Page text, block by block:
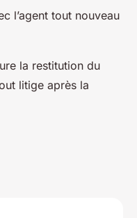
l’agent tout nouveau
la restitution du
litige après la